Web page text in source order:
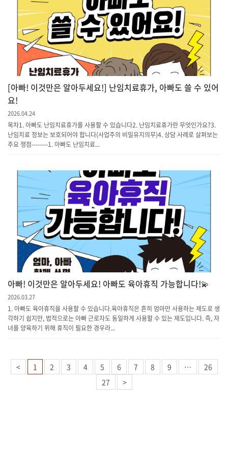
[아빠! 이것만은 알아두세요!] 난임치료휴가, 아빠도 쓸 수 있어
요!
2026.04.24
목차1. 아빠도 난임치료휴가를 사용할 수 있습니다2. 난임치료휴가란 무엇인가요?3.
난임치료 정보는 보호되어야 합니다(사업주의 비밀유지의무)4. 상담 사례로 살펴보는
주요 쟁점--------1. 아빠도 난임치료...
아빠! 이것만은 알아두세요! 아빠도 육아휴직 가능합니다!💫
2026.03.27
1. 아빠도 육아휴직을 사용할 수 있습니다.육아휴직은 흔히 엄마만 사용하는 제도로 생
각하기 쉽지만, 법적으로는 아빠 근로자도 동일하게 사용할 수 있는 제도입니다. 즉, 자
녀를 양육하기 위해 휴직이 필요한 경우라...
< 1 2 3 4 5 6 7 8 9 …
26
27
>